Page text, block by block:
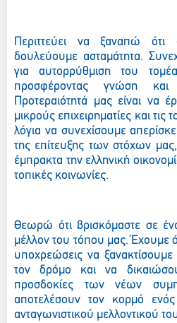
Περιττεύει να ξαναπώ
δουλεύουμε ασταμάτητα.
για αυτορρύθμιση του
προσφέροντας γνώση και
Προτεραιότητά μας είναι να
μικρούς επιχειρηματίες και τις
λόγια να συνεχίσουμε
της επίτευξης των στόχων
έμπρακτα την ελληνική
τοπικές κοινωνίες.
Θεωρώ ότι βρισκόμαστε σε
μέλλον του τόπου μας. Έχουμε
υποχρεώσεις να
τον δρόμο και να
προσδοκίες των νέων
αποτελέσουν τον κορμό ενός
ανταγωνιστικού μελλοντικού